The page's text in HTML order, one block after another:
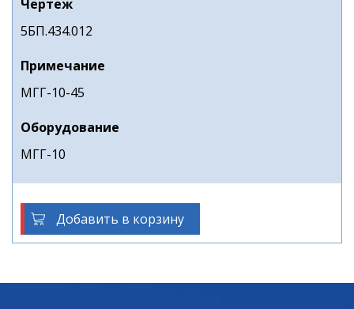
Чертеж
5БП.434.012
Примечание
МГГ-10-45
Оборудование
МГГ-10
Добавить в корзину